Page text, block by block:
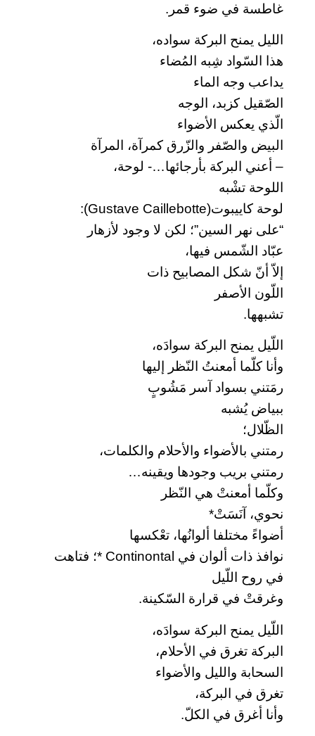
غاطسة في ضوء قمر.
الليل يمنح البركة سواده،
هذا السّواد شِبه المُضاء
يداعب وجه الماء
الصّقيل كزبد، الوجه
الّذي يعكس الأضواء
البيض والصّفر والزّرق كمرآة، المرآة
– أعني البركة بأرجائها…- لوحة،
اللوحة تشْبه
لوحة كاييبوت(Gustave Caillebotte):
“على نهر السين”؛ لكن لا وجود لأزهار
عبّاد الشّمس فيها،
إلاّ أنّ شكل المصابيح ذات
اللّون الأصفر
تشبهها.
اللّيل يمنح البركة سوادَه،
وأنا كلّما أمعنتُ النّظر إليها
رمَتني بسواد آسر مَشُوبٍ
ببياض يُشبه
الظّلال؛
رمتني بالأضواء والأحلام والكلمات،
رمتني بريب وجودها ويقينه…
وكلّما أمعنتْ هي النّظر
نحوي، آنَسَتْ*
أضواءً مختلفا ألوانُها، تعْكسها
نوافذ ذات ألوان في Continontal *؛ فتاهت
في روح اللّيل
وغرقتْ في قرارة السّكينة.
اللّيل يمنح البركة سوادَه،
البركة تغرق في الأحلام،
السحابة والليل والأضواء
تغرق في البركة،
وأنا أغرق في الكلّ.